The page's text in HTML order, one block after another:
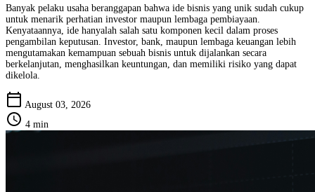
Banyak pelaku usaha beranggapan bahwa ide bisnis yang unik sudah cukup
untuk menarik perhatian investor maupun lembaga pembiayaan.
Kenyataannya, ide hanyalah salah satu komponen kecil dalam proses
pengambilan keputusan. Investor, bank, maupun lembaga keuangan lebih
mengutamakan kemampuan sebuah bisnis untuk dijalankan secara
berkelanjutan, menghasilkan keuntungan, dan memiliki risiko yang dapat
dikelola.
calendar_today August 03, 2026
schedule 4 min